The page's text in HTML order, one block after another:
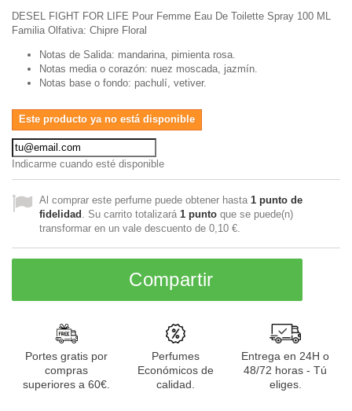
DESEL FIGHT FOR LIFE Pour Femme Eau De Toilette Spray 100 ML
Familia Olfativa: Chipre Floral
Notas de Salida: mandarina, pimienta rosa.
Notas media o corazón: nuez moscada, jazmín
Notas base o fondo: pachulí, vetiver.
Este producto ya no está disponible
Indicarme cuando esté disponible
Al comprar este perfume puede obtener hasta 1 punto de
fidelidad . Su carrito totalizará 1 punto que se puede(n)
transformar en un vale descuento de 0,10 €
Compartir
Portes gratis por
compras
superiores a 60€.
Perfumes
Económicos de
calidad.
Entrega en 24H o
48/72 horas - Tú
eliges.